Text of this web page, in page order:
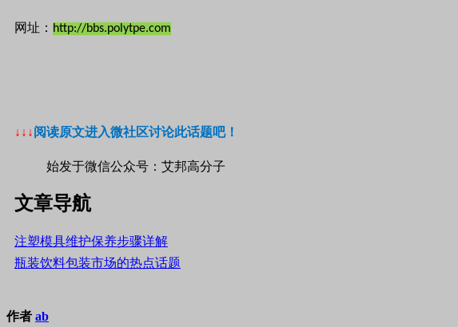
网址： http://bbs.polytpe.com
↓↓↓阅读原文进入微社区讨论此话题吧！
始发于微信公众号：艾邦高分子
文章导航
注塑模具维护保养步骤详解
瓶装饮料包装市场的热点话题
作者 ab